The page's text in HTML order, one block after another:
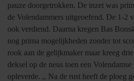
pauze doorgetrokken. De inzet was
de Volendammers uitgeoefend. De 1-2
ook verdiend. Daarna kregen Bas
nog prima mogelijkheden zonder tot
rook aan de gelijkmaker maar kreeg
deksel op de neus toen een
opleverde. ,, Na de rust heeft de ploeg